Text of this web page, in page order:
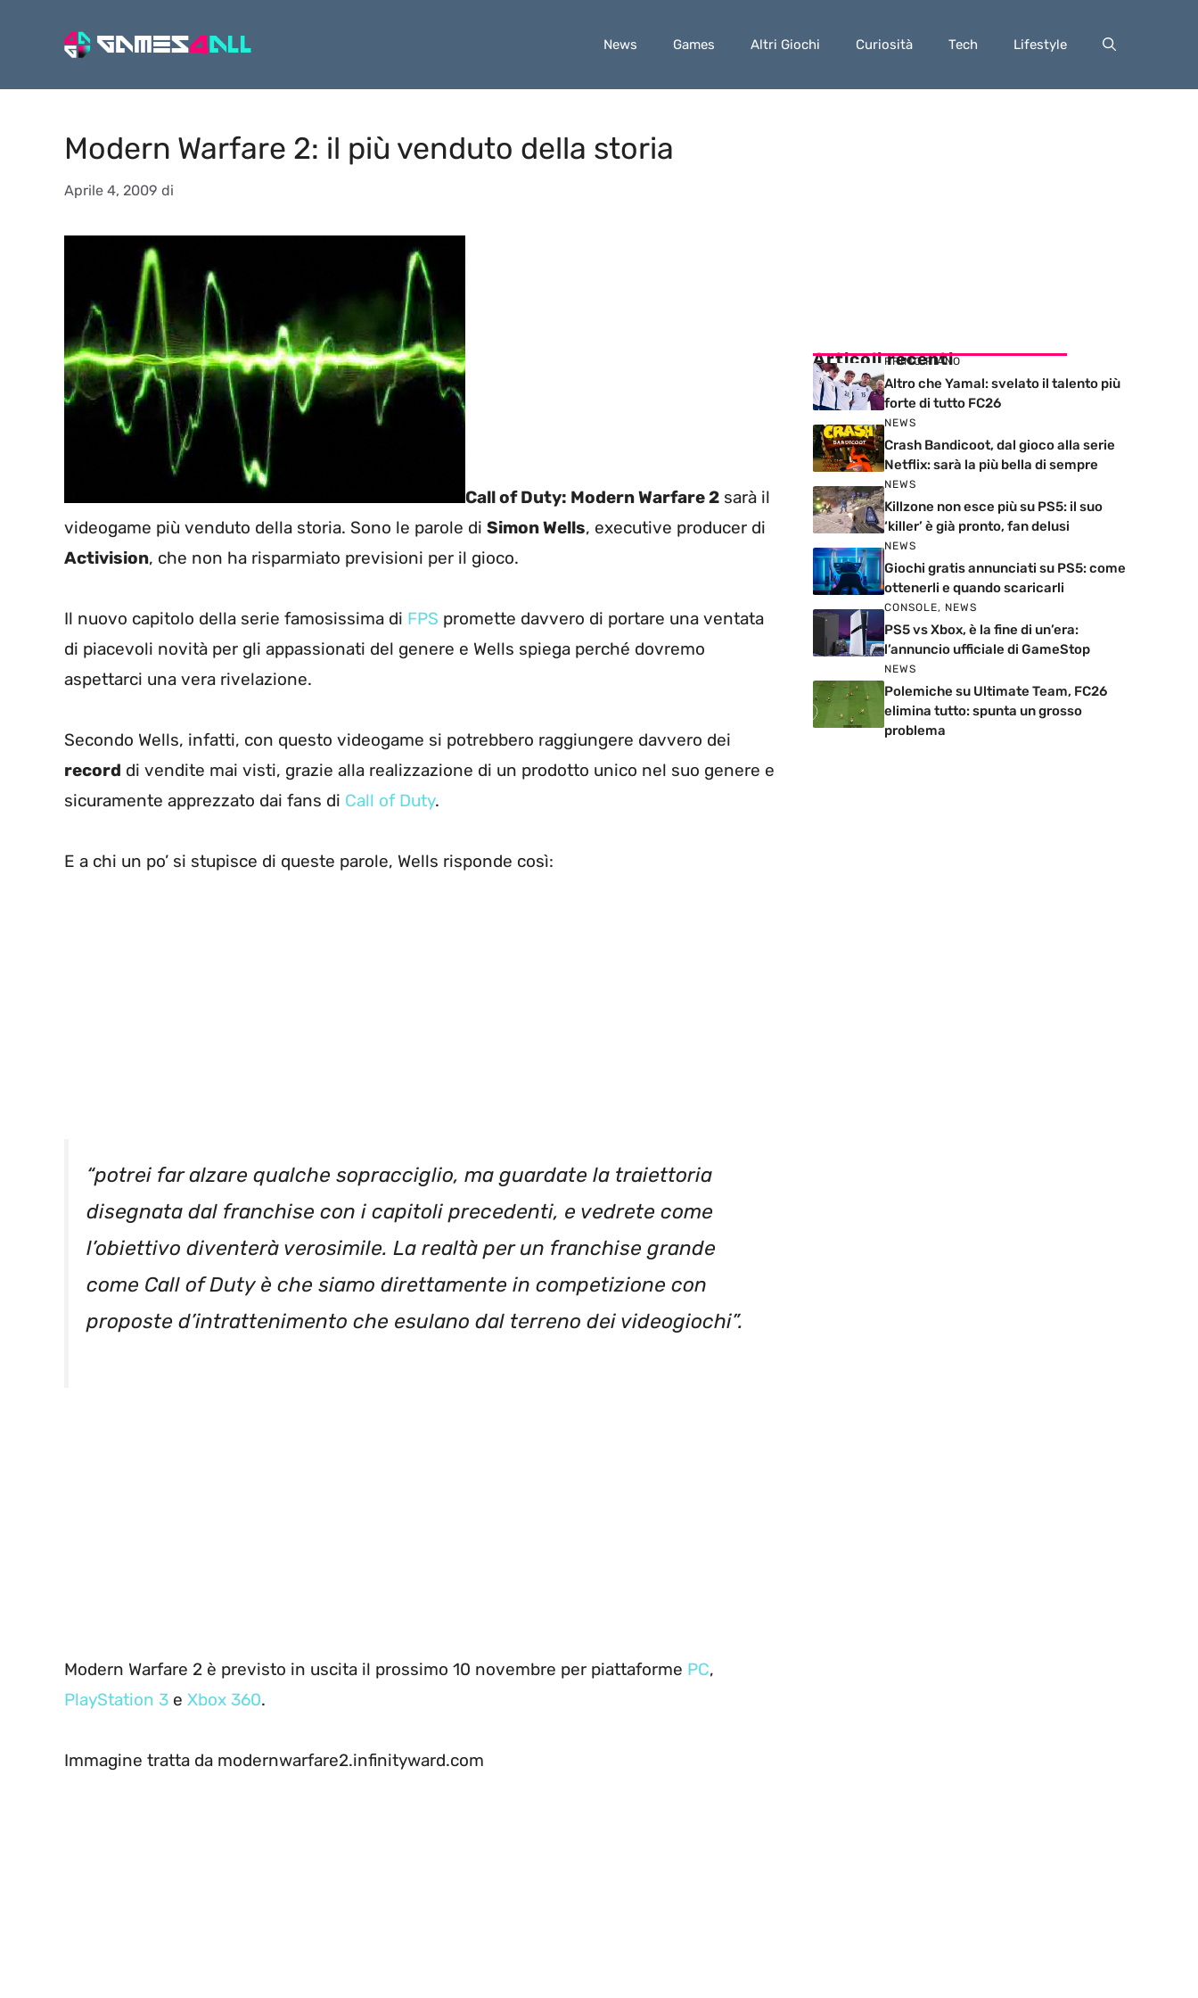
News Games Altri Giochi Curiosità Tech Lifestyle
Modern Warfare 2: il più venduto della storia
Aprile 4, 2009 di
Call of Duty: Modern Warfare 2 sarà il
videogame più venduto della storia. Sono le parole di Simon Wells, executive producer di
Activision, che non ha risparmiato previsioni per il gioco.
Il nuovo capitolo della serie famosissima di FPS promette davvero di portare una ventata
di piacevoli novità per gli appassionati del genere e Wells spiega perché dovremo
aspettarci una vera rivelazione.
Secondo Wells, infatti, con questo videogame si potrebbero raggiungere davvero dei
record di vendite mai visti, grazie alla realizzazione di un prodotto unico nel suo genere e
sicuramente apprezzato dai fans di Call of Duty.
E a chi un po’ si stupisce di queste parole, Wells risponde così:
“potrei far alzare qualche sopracciglio, ma guardate la traiettoria
disegnata dal franchise con i capitoli precedenti, e vedrete come
l’obiettivo diventerà verosimile. La realtà per un franchise grande
come Call of Duty è che siamo direttamente in competizione con
proposte d’intrattenimento che esulano dal terreno dei videogiochi”.
Modern Warfare 2 è previsto in uscita il prossimo 10 novembre per piattaforme PC,
PlayStation 3 e Xbox 360.
Immagine tratta da modernwarfare2.infinityward.com
Articoli recenti
PRIMO PIANO
Altro che Yamal: svelato il talento più
forte di tutto FC26
NEWS
Crash Bandicoot, dal gioco alla serie
Netflix: sarà la più bella di sempre
NEWS
Killzone non esce più su PS5: il suo
‘killer’ è già pronto, fan delusi
NEWS
Giochi gratis annunciati su PS5: come
ottenerli e quando scaricarli
CONSOLE, NEWS
PS5 vs Xbox, è la fine di un’era:
l’annuncio ufficiale di GameStop
NEWS
Polemiche su Ultimate Team, FC26
elimina tutto: spunta un grosso
problema